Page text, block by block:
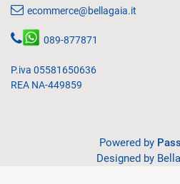
ecommerce@bellagaia.it
089-877871
P.iva 05581650636
REA NA-449859
Powered by
Designed by